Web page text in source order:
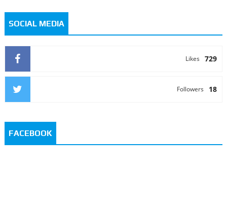
SOCIAL MEDIA
729
Likes
18
Followers
FACEBOOK